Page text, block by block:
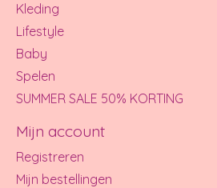
Kleding
Lifestyle
Baby
Spelen
SUMMER SALE 50% KORTING
Mijn account
Registreren
Mijn bestellingen